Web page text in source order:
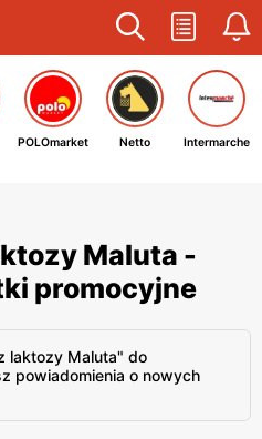
POLOmarket Netto Intermarche
Maluta -
promocyjne
laktozy Maluta" do
powiadomienia o nowych